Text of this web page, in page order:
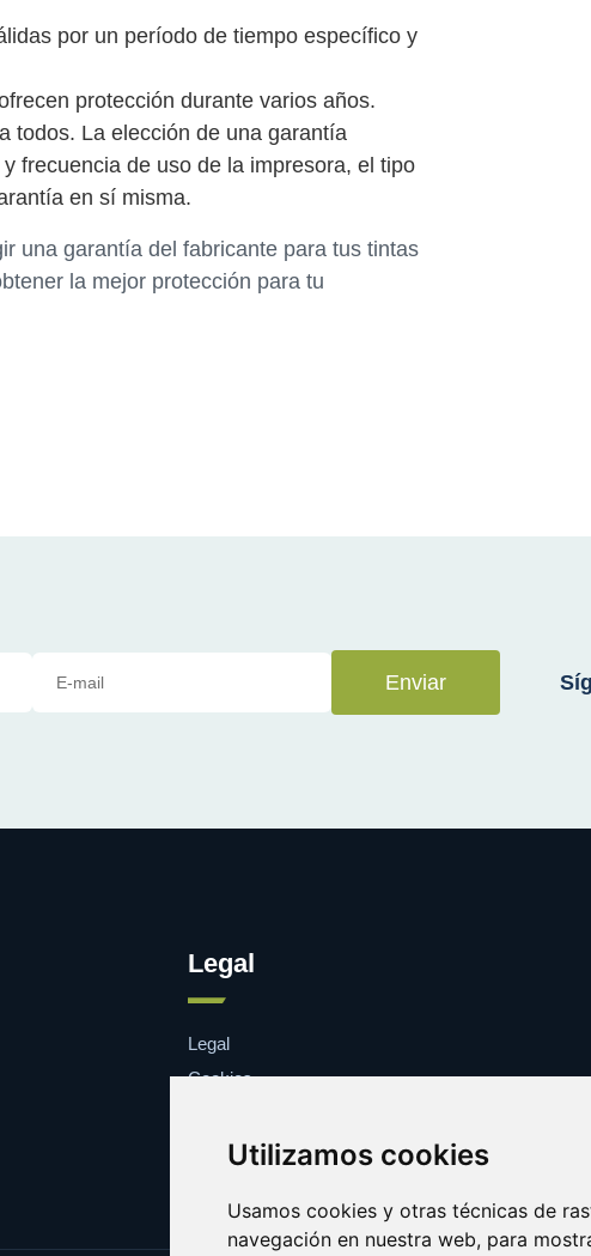
Utilizamos cookies
Usamos cookies y otras técnicas de
navegación en nuestra web, para
por un período de tiempo específico y
protección durante varios años.
todos. La elección de una garantía
frecuencia de uso de la impresora, el tipo
en sí misma.
una garantía del fabricante para tus tintas
la mejor protección para tu
Enviar
Legal
Legal
Cookies